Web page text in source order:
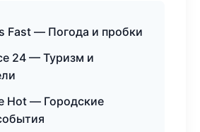
Fast — Погода и пробки
24 — Туризм и
Hot — Городские